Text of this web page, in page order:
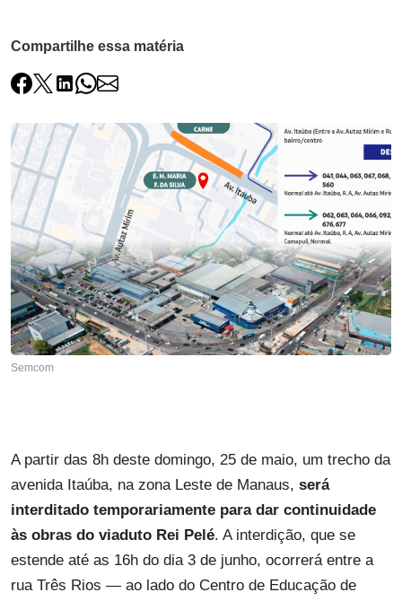
Compartilhe essa matéria
Semcom
A partir das 8h deste domingo, 25 de maio, um trecho da
avenida Itaúba, na zona Leste de Manaus, será
interditado temporariamente para dar continuidade
às obras do viaduto Rei Pelé. A interdição, que se
estende até as 16h do dia 3 de junho, ocorrerá entre a
rua Três Rios — ao lado do Centro de Educação de